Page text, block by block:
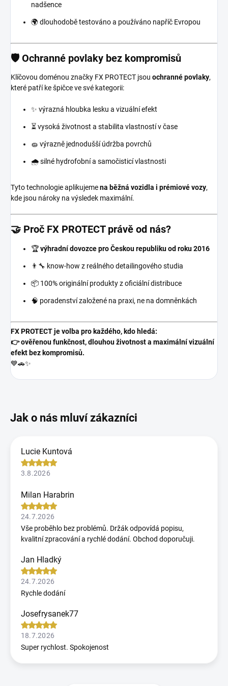
nadšence
🌍 dlouhodobě testováno a používáno napříč Evropou
🛡️ Ochranné povlaky bez kompromisů
Klíčovou doménou značky FX PROTECT jsou ochranné povlaky,
které patří ke špičce ve své kategorii:
✨ výrazná hloubka lesku a vizuální efekt
⏳ vysoká životnost a stabilita vlastností v čase
🧽 výrazně jednodušší údržba povrchů
🌧️ silné hydrofobní a samočisticí vlastnosti
Tyto technologie aplikujemena běžná vozidla i prémiové vozy,
kde jsou nároky na výsledek maximální.
🤝 Proč FX PROTECT právě od nás?
🏆výhradní dovozce pro Českou republiku od roku 2016
👨‍🔧 know-how z reálného detailingového studia
📦 100% originální produkty z oficiální distribuce
🧠 poradenství založené na praxi, ne na domněnkách
FX PROTECT je volba pro každého, kdo hledá:
👉 ověřenou funkčnost, dlouhou životnost a maximální vizuální
efekt bez kompromisů.
💙🚗✨
Lucie Kuntová
3.8.2026
Milan Harabrin
24.7.2026
Vše proběhlo bez problémů. Držák odpovídá popisu,
kvalitní zpracování a rychlé dodání. Obchod doporučuji.
Jan Hladký
24.7.2026
Rychle dodání
Josefrysanek77
18.7.2026
Super rychlost. Spokojenost